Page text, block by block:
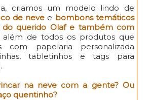
criamos um modelo lindo de
de neve e bombons temáticos
do querido Olaf e também com
além de todos os produtos que
com papelaria personalizada
tabletinhos e tags para
na neve com a gente? Ou
quentinho?